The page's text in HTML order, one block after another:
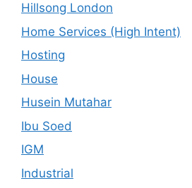
Hillsong London
Home Services (High Intent)
Hosting
House
Husein Mutahar
Ibu Soed
IGM
Industrial